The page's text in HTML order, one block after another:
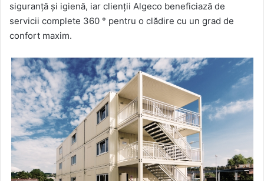
siguranță și igienă, iar clienții Algeco beneficiază de
servicii complete 360 ° pentru o clădire cu un grad de
confort maxim.